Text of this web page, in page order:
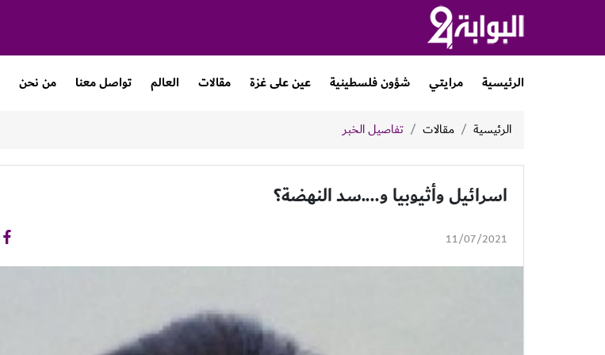
الرئيسية مرايتي شؤون فلسطينية عين على غزة مقالات العالم تواصل معنا من نحن
الرئيسية مقالات تفاصيل الخبر
اسرائيل وأثيوبيا و....سد النهضة؟
11/07/2021